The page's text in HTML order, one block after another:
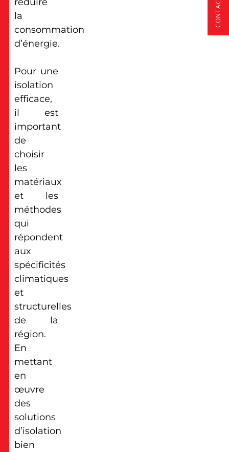
la
consommation
d’énergie.
Pour une
isolation
efficace,
il est
important
de
choisir
les
matériaux
et les
méthodes
qui
répondent
aux
spécificités
climatiques
et
structurelles
de la
région.
En
mettant
en
œuvre
des
solutions
d’isolation
bien